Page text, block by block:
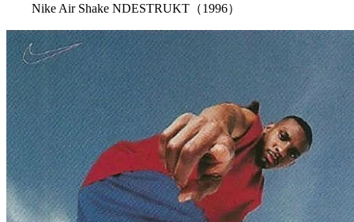
Nike Air Shake NDESTRUKT（1996）